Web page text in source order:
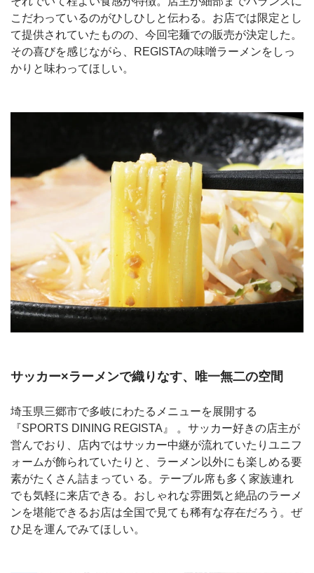
こだわっているのがひしひしと伝わる。お店では限定とし
て提供されていたものの、今回宅麺での販売が決定した。
その喜びを感じながら、REGISTAの味噌ラーメンをしっ
かりと味わってほしい。
サッカー×ラーメンで織りなす、唯一無二の空間
埼玉県三郷市で多岐にわたるメニューを展開する
『SPORTS DINING REGISTA』 。サッカー好きの店主が
営んでおり、店内ではサッカー中継が流れていたりユニフ
ォームが飾られていたりと、ラーメン以外にも楽しめる要
素がたくさん詰まってい る。テーブル席も多く家族連れ
でも気軽に来店できる。おしゃれな雰囲気と絶品のラーメ
ンを堪能できるお店は全国で見ても稀有な存在だろう。ぜ
ひ足を運んでみてほしい。